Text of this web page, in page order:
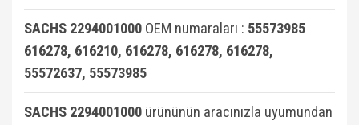
SACHS 2294001000 OEM numaraları : 55573985
616278, 616210, 616278, 616278, 616278,
55572637, 55573985
SACHS 2294001000 ürününün aracınızla uyumundan